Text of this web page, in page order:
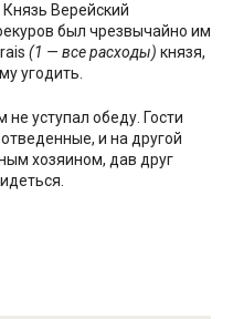
Верейский
был чрезвычайно им
(1 — все расходы) князя,
угодить.
уступал обеду. Гости
и на другой
хозяином, дав друг